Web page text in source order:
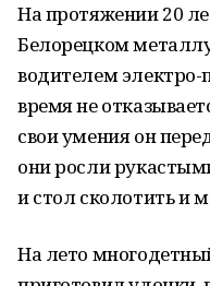
На протяжении 20
Белорецком
водителем электро-
время не
свои умения он
они росли
и стол сколотить и
На лето